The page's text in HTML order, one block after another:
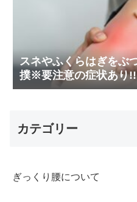
スネやふくらはぎをぶ
撲※要注意の症状あり!!
カテゴリー
ぎっくり腰について